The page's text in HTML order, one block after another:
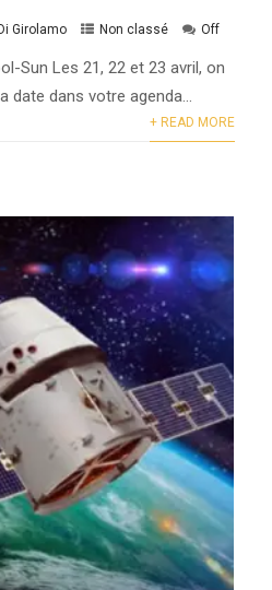
Girolamo Non classé Off
Sun Les 21, 22 et 23 avril, on
date dans votre agenda...
+ READ MORE